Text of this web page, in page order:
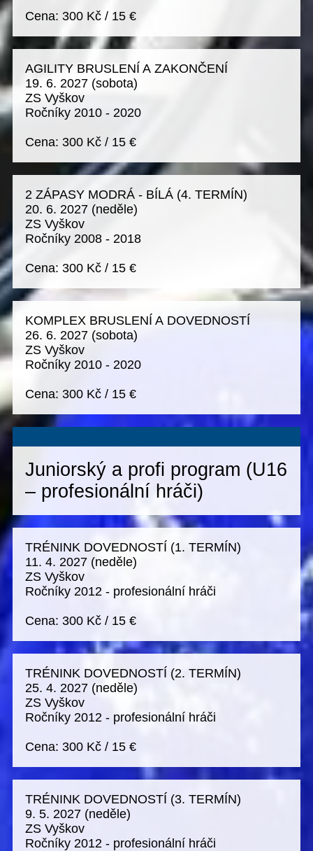
Cena: 300 Kč / 15 €
AGILITY BRUSLENÍ A ZAKONČENÍ
19. 6. 2027 (sobota)
ZS Vyškov
Ročníky 2010 - 2020
Cena: 300 Kč / 15 €
2 ZÁPASY MODRÁ - BÍLÁ (4. TERMÍN)
20. 6. 2027 (neděle)
ZS Vyškov
Ročníky 2008 - 2018
Cena: 300 Kč / 15 €
KOMPLEX BRUSLENÍ A DOVEDNOSTÍ
26. 6. 2027 (sobota)
ZS Vyškov
Ročníky 2010 - 2020
Cena: 300 Kč / 15 €
Juniorský a profi program (U16
– profesionální hráči)
TRÉNINK DOVEDNOSTÍ (1. TERMÍN)
11. 4. 2027 (neděle)
ZS Vyškov
Ročníky 2012 - profesionální hráči
Cena: 300 Kč / 15 €
TRÉNINK DOVEDNOSTÍ (2. TERMÍN)
25. 4. 2027 (neděle)
ZS Vyškov
Ročníky 2012 - profesionální hráči
Cena: 300 Kč / 15 €
TRÉNINK DOVEDNOSTÍ (3. TERMÍN)
9. 5. 2027 (neděle)
ZS Vyškov
Ročníky 2012 - profesionální hráči